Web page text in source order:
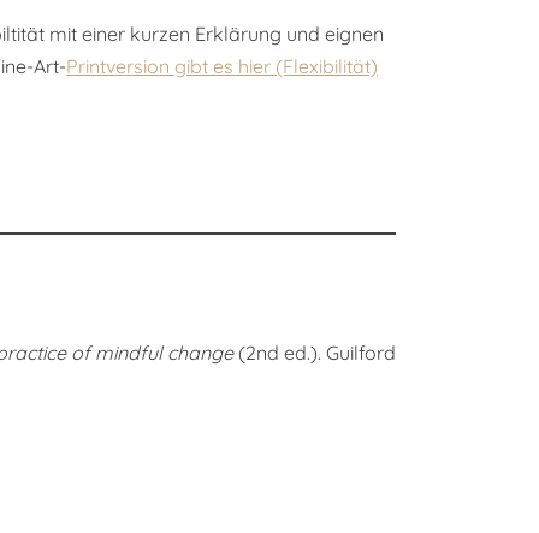
mit einer kurzen Erklärung und eignen
Art-Printversion gibt es hier (Flexibilität)
of mindful change(2nd ed.). Guilford